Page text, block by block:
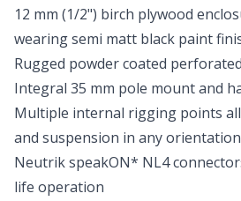
12 mm (1/2") birch plywood
wearing semi matt black paint
Rugged powder coated
Integral 35 mm pole mount and
Multiple internal rigging points
and suspension in any orientation
Neutrik speakON* NL4
life operation